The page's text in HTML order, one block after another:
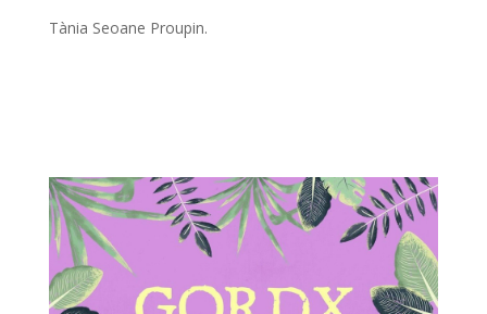
Tània Seoane Proupin.